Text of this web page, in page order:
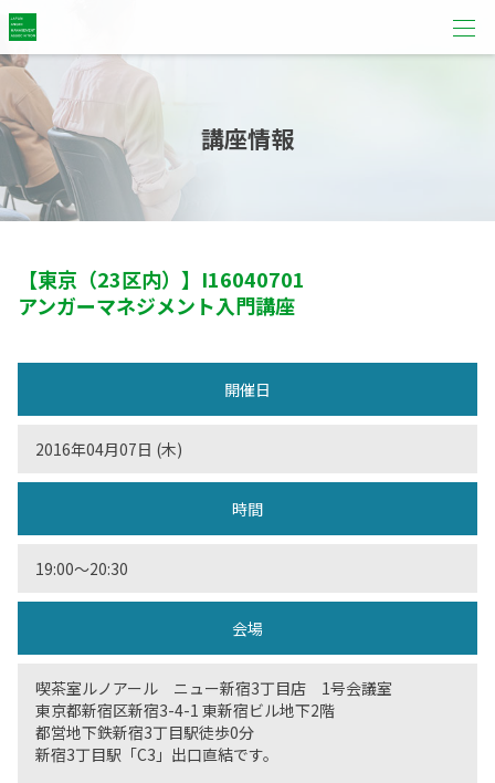
講座情報
【東京（23区内）】 I16040701
アンガーマネジメント入門講座
開催日
2016年04月07日 (木)
時間
19:00～20:30
会場
喫茶室ルノアール ニュー新宿3丁目店 1号会議室
東京都新宿区新宿3-4-1 東新宿ビル地下2階
都営地下鉄新宿3丁目駅徒歩0分
新宿3丁目駅「C3」出口直結です。